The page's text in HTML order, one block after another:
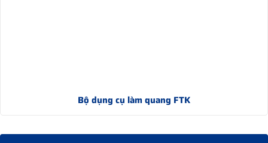
Bộ dụng cụ làm quang FTK